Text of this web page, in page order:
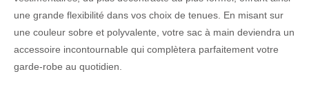
une grande flexibilité dans vos choix de tenues. En misant sur
une couleur sobre et polyvalente, votre sac à main deviendra un
accessoire incontournable qui complètera parfaitement votre
garde-robe au quotidien.